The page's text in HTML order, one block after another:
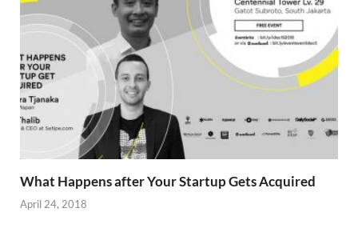
What Happens after Your Startup Gets Acquired
April 24, 2018